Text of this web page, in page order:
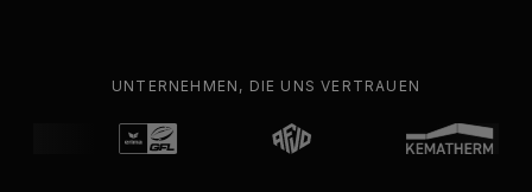
UNTERNEHMEN, DIE UNS VERTRAUEN